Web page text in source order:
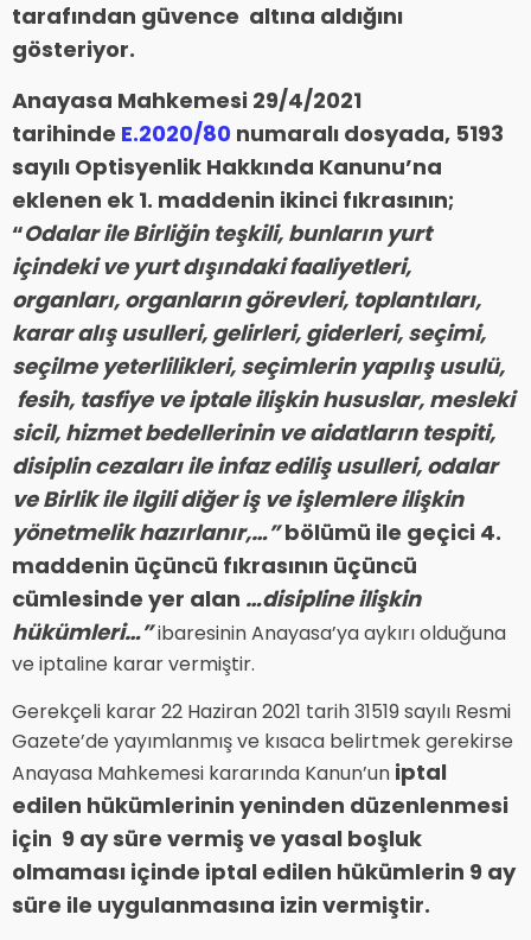
tarafından güvence altına aldığını
gösteriyor.
Anayasa Mahkemesi 29/4/2021
tarihinde E.2020/80 numaralı dosyada, 5193
sayılı Optisyenlik Hakkında Kanunu’na
eklenen ek 1. maddenin ikinci fıkrasının;
“Odalar ile Birliğin teşkili, bunların yurt
içindeki ve yurt dışındaki faaliyetleri,
organları, organların görevleri, toplantıları,
karar alış usulleri, gelirleri, giderleri, seçimi,
seçilme yeterlilikleri, seçimlerin yapılış usulü,
fesih, tasfiye ve iptale ilişkin hususlar, mesleki
sicil, hizmet bedellerinin ve aidatların tespiti,
disiplin cezaları ile infaz ediliş usulleri, odalar
ve Birlik ile ilgili diğer iş ve işlemlere ilişkin
yönetmelik hazırlanır,…”bölümü ile geçici 4.
maddenin üçüncü fıkrasının üçüncü
cümlesinde yer alan …disipline ilişkin
hükümleri…”ibaresinin Anayasa’ya aykırı olduğuna
ve iptaline karar vermiştir.
Gerekçeli karar 22 Haziran 2021 tarih 31519 sayılı Resmi
Gazete’de yayımlanmış ve kısaca belirtmek gerekirse
Anayasa Mahkemesi kararında Kanun’un iptal
edilen hükümlerinin yeninden düzenlenmesi
için 9 ay süre vermiş ve yasal boşluk
olmaması içinde iptal edilen hükümlerin 9 ay
süre ile uygulanmasına izin vermiştir.